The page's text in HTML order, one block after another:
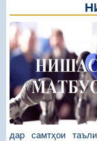
дар самтҳои